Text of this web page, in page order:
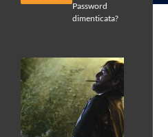
Password
dimenticata?